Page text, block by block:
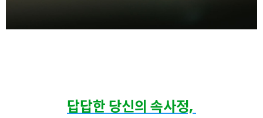
답답한 당신의 속사정,